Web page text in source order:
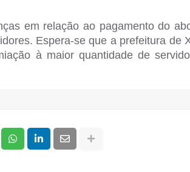
em relação ao pagamento do
Espera-se que a prefeitura de
à maior quantidade de